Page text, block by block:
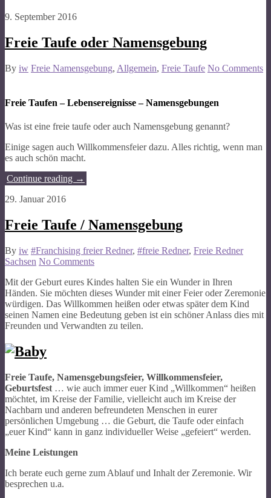
9. September 2016
Freie Taufe oder Namensgebung
By iw Freie Namensgebung, Allgemein, Freie Taufe No Comments
Freie Taufen – Lebensereignisse – Namensgebungen
Was ist eine freie taufe oder auch Namensgebung genannt?
Einige sagen auch Willkommensfeier dazu. Alles richtig, wenn man
es auch schön macht.
Continue reading →
29. Januar 2016
Freie Taufe / Namensgebung
By iw #Franchising freier Redner, #freie Redner, Freie Redner
Sachsen No Comments
Mit der Geburt eures Kindes halten Sie ein Wunder in Ihren
Händen. Sie möchten dieses Wunder mit einer Feier oder Zeremonie
würdigen. Das Willkommen heißen oder etwas später dem Kind
seinen Namen eine Bedeutung geben ist ein schöner Anlass dies mit
Freunden und Verwandten zu teilen.
Freie Taufe, Namensgebungsfeier, Willkommensfeier,
Geburtsfest … wie auch immer euer Kind „Willkommen“ heißen
möchtet, im Kreise der Familie, vielleicht auch im Kreise der
Nachbarn und anderen befreundeten Menschen in eurer
persönlichen Umgebung … die Geburt, die Taufe oder einfach
„euer Kind“ kann in ganz individueller Weise „gefeiert“ werden.
Meine Leistungen
Ich berate euch gerne zum Ablauf und Inhalt der Zeremonie. Wir
besprechen u.a.